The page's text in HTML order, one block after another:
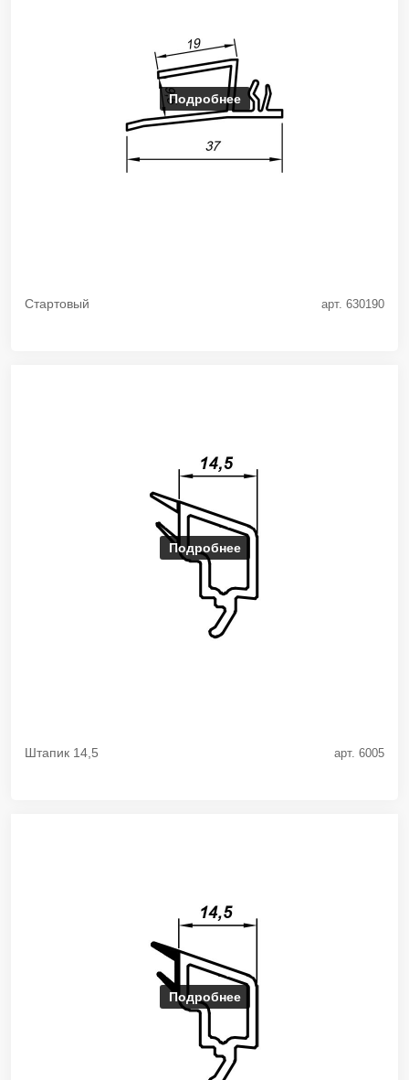
Подробнее
Стартовый арт. 630190
Подробнее
Штапик 14,5 арт. 6005
Подробнее